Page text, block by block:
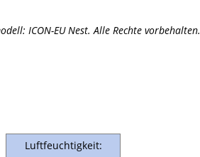
ICON-EU Nest. Alle Rechte vorbehalten.
Luftfeuchtigkeit: